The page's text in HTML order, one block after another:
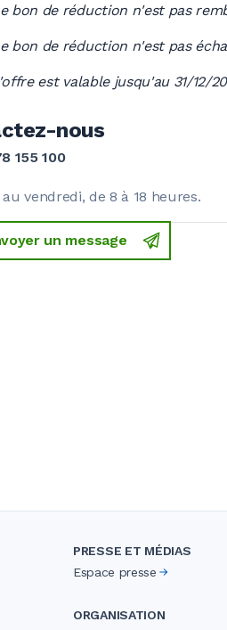
bon de réduction n'est pas
bon de réduction n'est pas
est valable jusqu'au 31/12/
nous
155 100
vendredi, de 8 à 18 heures.
un message
PRESSE ET MÉDIAS
Espace presse
ORGANISATION